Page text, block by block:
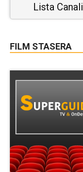
Lista Canali
FILM STASERA